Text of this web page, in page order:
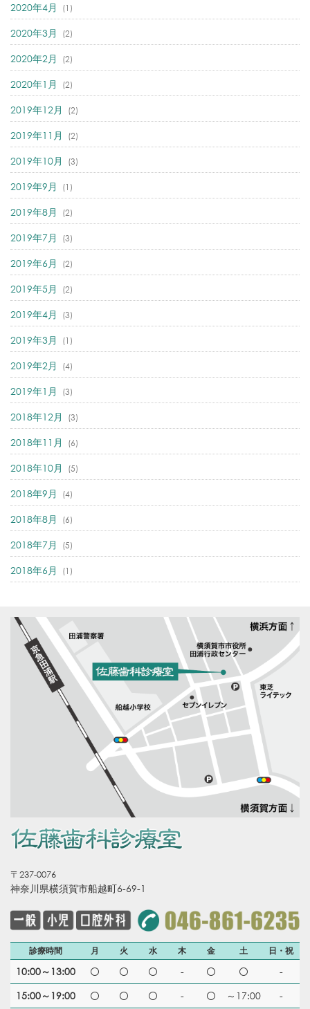
2020年4月 (1)
2020年3月 (2)
2020年2月 (2)
2020年1月 (2)
2019年12月 (2)
2019年11月 (2)
2019年10月 (3)
2019年9月 (1)
2019年8月 (2)
2019年7月 (3)
2019年6月 (2)
2019年5月 (2)
2019年4月 (3)
2019年3月 (1)
2019年2月 (4)
2019年1月 (3)
2018年12月 (3)
2018年11月 (6)
2018年10月 (5)
2018年9月 (4)
2018年8月 (6)
2018年7月 (5)
2018年6月 (1)
〒237-0076
神奈川県横須賀市船越町6-69-1
診療時間 月 火 水 木 金 土 日・祝
10:00～13:00 -
-
15:00～19:00
- ～17:00 -